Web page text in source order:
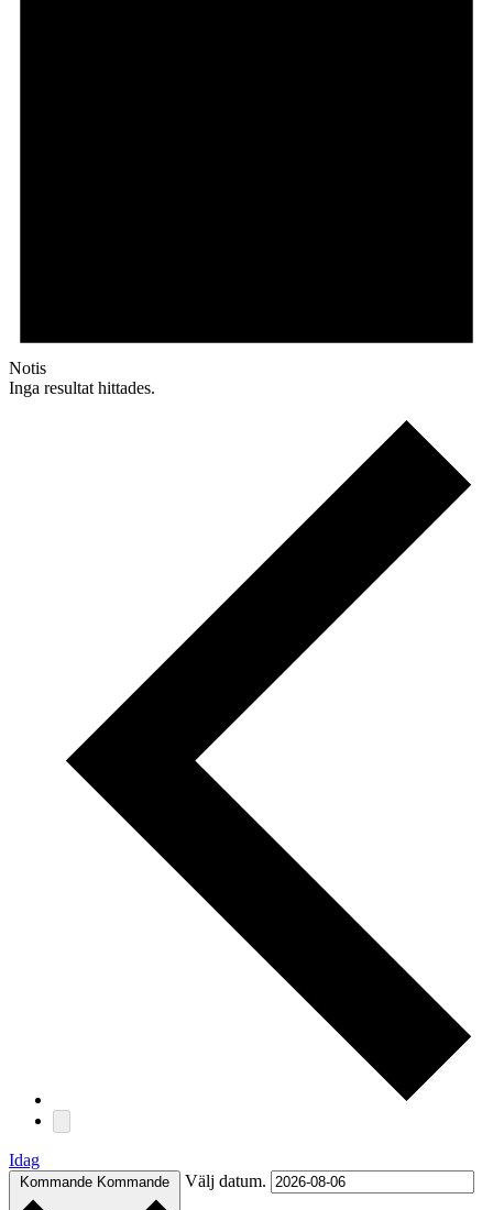
Notis
Inga resultat hittades.
Idag
Kommande Kommande Välj datum.